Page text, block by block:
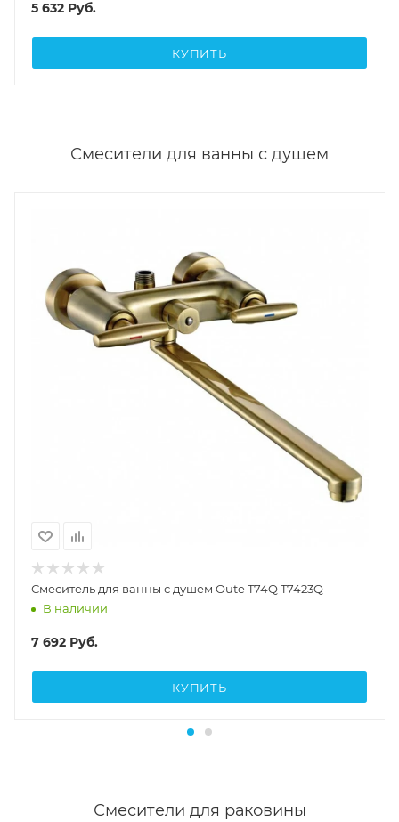
5 632 Руб.
КУПИТЬ
Смесители для ванны с душем
Смеситель для ванны с душем Oute T74Q T7423Q
В наличии
7 692 Руб.
КУПИТЬ
Смесители для раковины